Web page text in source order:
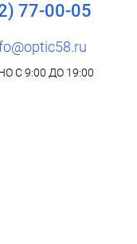
77-00-05
С 9:00 ДО 19:00